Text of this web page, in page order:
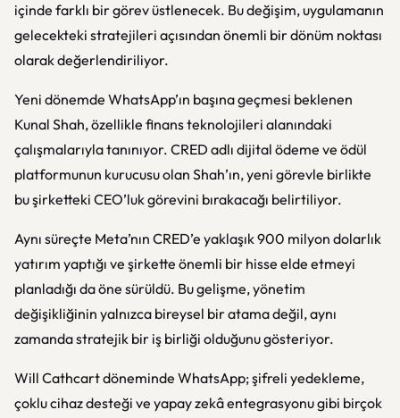
içinde farklı bir görev üstlenecek. Bu değişim, uygulamanın
gelecekteki stratejileri açısından önemli bir dönüm noktası
olarak değerlendiriliyor.
Yeni dönemde WhatsApp’ın başına geçmesi beklenen
Kunal Shah, özellikle finans teknolojileri alanındaki
çalışmalarıyla tanınıyor. CRED adlı dijital ödeme ve ödül
platformunun kurucusu olan Shah’ın, yeni görevle birlikte
bu şirketteki CEO’luk görevini bırakacağı belirtiliyor.
Aynı süreçte Meta’nın CRED’e yaklaşık 900 milyon dolarlık
yatırım yaptığı ve şirkette önemli bir hisse elde etmeyi
planladığı da öne sürüldü. Bu gelişme, yönetim
değişikliğinin yalnızca bireysel bir atama değil, aynı
zamanda stratejik bir iş birliği olduğunu gösteriyor.
Will Cathcart döneminde WhatsApp; şifreli yedekleme,
çoklu cihaz desteği ve yapay zekâ entegrasyonu gibi birçok